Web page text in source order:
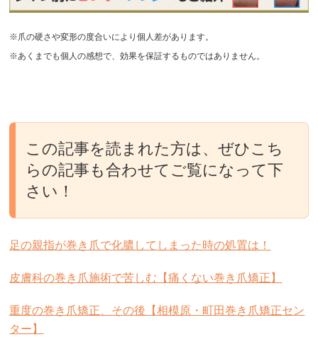
※爪の硬さや変形の度合いにより個人差があります。
※あくまでも個人の感想で、効果を保証するものではありません。
この記事を読まれた方は、ぜひこち
らの記事も合わせてご覧になって下
さい！
足の親指が巻き爪で化膿してしまった時の処置は！
皮膚科の巻き爪施術で苦しむ【痛くない巻き爪矯正】
重度の巻き爪矯正、その後【相模原・町田巻き爪矯正セン
ター】